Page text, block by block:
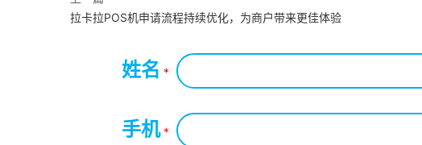
拉卡拉POS机申请流程持续优化，为商户带来更佳体验
姓名 *
手机*